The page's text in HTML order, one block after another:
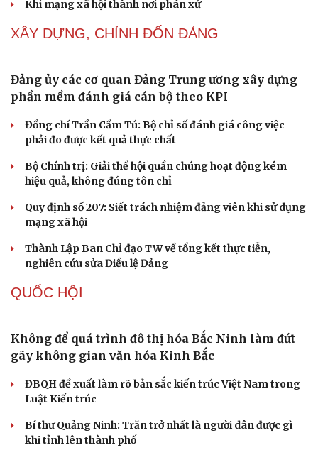
Cải chính
Khi mạng xã hội thành nơi phán xử
XÂY DỰNG, CHỈNH ĐỐN ĐẢNG
Đảng ủy các cơ quan Đảng Trung ương xây dựng
phần mềm đánh giá cán bộ theo KPI
Đồng chí Trần Cẩm Tú: Bộ chỉ số đánh giá công việc
phải đo được kết quả thực chất
Bộ Chính trị: Giải thể hội quần chúng hoạt động kém
hiệu quả, không đúng tôn chỉ
Quy định số 207: Siết trách nhiệm đảng viên khi sử dụng
mạng xã hội
Thành Lập Ban Chỉ đạo TW về tổng kết thực tiễn,
nghiên cứu sửa Điều lệ Đảng
QUỐC HỘI
Không để quá trình đô thị hóa Bắc Ninh làm đứt
gãy không gian văn hóa Kinh Bắc
ĐBQH đề xuất làm rõ bản sắc kiến trúc Việt Nam trong
Luật Kiến trúc
Bí thư Quảng Ninh: Trăn trở nhất là người dân được gì
khi tỉnh lên thành phố